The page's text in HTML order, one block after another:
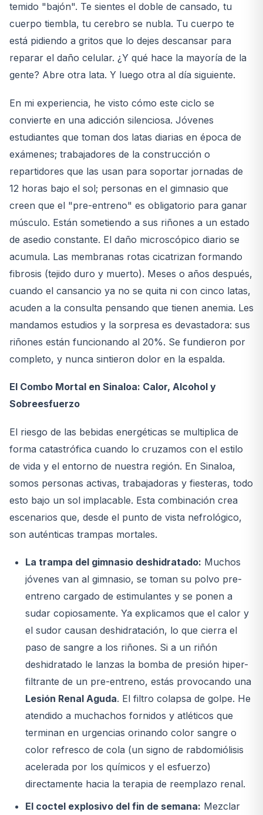
temido "bajón". Te sientes el doble de cansado, tu
cuerpo tiembla, tu cerebro se nubla. Tu cuerpo te
está pidiendo a gritos que lo dejes descansar para
reparar el daño celular. ¿Y qué hace la mayoría de la
gente? Abre otra lata. Y luego otra al día siguiente.
En mi experiencia, he visto cómo este ciclo se
convierte en una adicción silenciosa. Jóvenes
estudiantes que toman dos latas diarias en época de
exámenes; trabajadores de la construcción o
repartidores que las usan para soportar jornadas de
12 horas bajo el sol; personas en el gimnasio que
creen que el "pre-entreno" es obligatorio para ganar
músculo. Están sometiendo a sus riñones a un estado
de asedio constante. El daño microscópico diario se
acumula. Las membranas rotas cicatrizan formando
fibrosis (tejido duro y muerto). Meses o años después,
cuando el cansancio ya no se quita ni con cinco latas,
acuden a la consulta pensando que tienen anemia. Les
mandamos estudios y la sorpresa es devastadora: sus
riñones están funcionando al 20%. Se fundieron por
completo, y nunca sintieron dolor en la espalda.
El Combo Mortal en Sinaloa: Calor, Alcohol y
Sobreesfuerzo
El riesgo de las bebidas energéticas se multiplica de
forma catastrófica cuando lo cruzamos con el estilo
de vida y el entorno de nuestra región. En Sinaloa,
somos personas activas, trabajadoras y fiesteras, todo
esto bajo un sol implacable. Esta combinación crea
escenarios que, desde el punto de vista nefrológico,
son auténticas trampas mortales.
La trampa del gimnasio deshidratado: Muchos
jóvenes van al gimnasio, se toman su polvo pre-
entreno cargado de estimulantes y se ponen a
sudar copiosamente. Ya explicamos que el calor y
el sudor causan deshidratación, lo que cierra el
paso de sangre a los riñones. Si a un riñón
deshidratado le lanzas la bomba de presión hiper-
filtrante de un pre-entreno, estás provocando una
Lesión Renal Aguda. El filtro colapsa de golpe. He
atendido a muchachos fornidos y atléticos que
terminan en urgencias orinando color sangre o
color refresco de cola (un signo de rabdomiólisis
acelerada por los químicos y el esfuerzo)
directamente hacia la terapia de reemplazo renal.
El coctel explosivo del fin de semana: Mezclar